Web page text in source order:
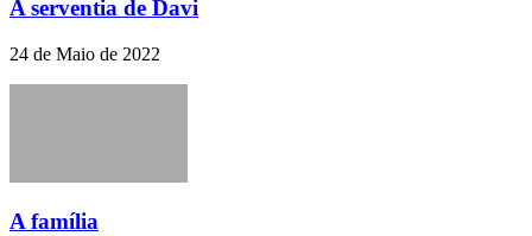
A serventia de Davi
24 de Maio de 2022
A família